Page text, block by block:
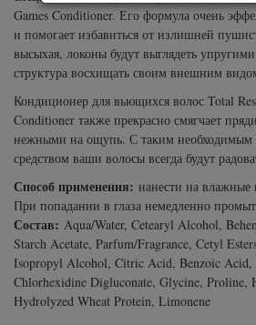
Games Conditioner. Его формула очень
и помогает избавиться от излишней
высыхая, локоны будут выглядеть
структура восхищать своим внешним
Кондиционер для вьющихся волос Total
Conditioner также прекрасно смягчает
нежными на ощупь. С таким необходимым
средством ваши волосы всегда будут
Способ применения: нанести на
При попадании в глаза немедленно
Состав: Aqua/Water, Cetearyl Alcohol,
Starch Acetate, Parfum/Fragrance, Cetyl
Isopropyl Alcohol, Citric Acid, Benzoic Acid,
Chlorhexidine Digluconate, Glycine,
Hydrolyzed Wheat Protein, Limonene
Subtil Design Lab - Серия для
максимального сохранения цвета
Subtil Global Lift - Глубокое
Subtil Man XY - Серия для мужчин:
ухода и укладки
Subtil Retouch Lab - защита цвета
Осветляющие средства и
Laboratoire Ducastel Subtil Blond
Subtil Beautist - чистое решение для
You Look Glamour
You Look Professional